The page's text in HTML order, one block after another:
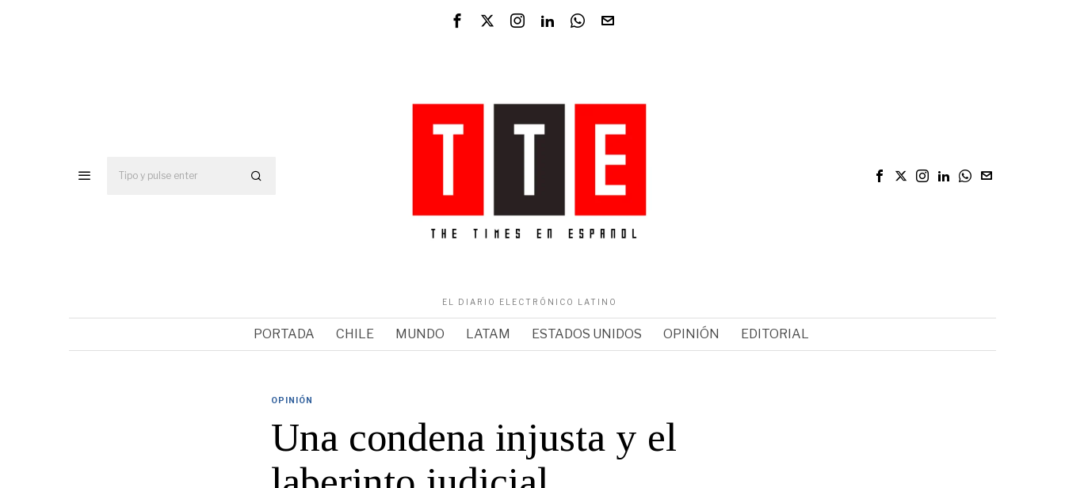
EL DIARIO ELECTRÓNICO LATINO
PORTADA CHILE MUNDO LATAM ESTADOS UNIDOS OPINIÓN EDITORIAL
OPINIÓN
Una condena injusta y el